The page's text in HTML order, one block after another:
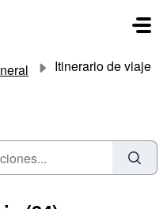
Itinerario de viaje